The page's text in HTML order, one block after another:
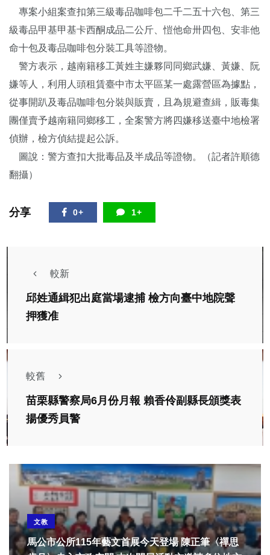
專案小組案查扣第三級毒品咖啡包二千二五十六包、第三
級毒品甲基甲基卡西酮成品二公斤、愷他命卅四包、安非他
命十包及毒品咖啡包分裝工具等證物。
警方表示，越南籍移工黃姓主嫌夥同同鄉武嫌、黃嫌、阮
嫌等人，利用人頭租賃臺中市太平區某一處露營區為據點，
從事開趴及毒品咖啡包分裝與販賣，且為規避查緝，販毒集
團僅賣予越南籍同鄉移工，全案警方將四嫌移送臺中地檢署
偵辦，檢方偵結提起公訴。
圖說：警方查扣大批毒品及半成品等證物。（記者許順德
翻攝）
分享 0+ 1+
較新
邱姓通緝犯出庭當場逮捕 檢方向臺中地院聲
押獲准
較舊
苗栗縣警察局6月份月報 賴香伶副縣長頒獎表
揚優秀員警
文教
馬公市公所115年藝文首展今天登場 陳正筆〈禪思